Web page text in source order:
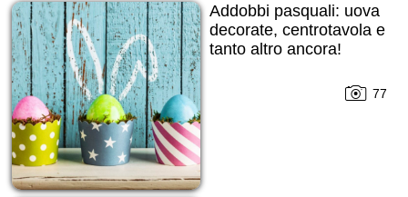
Addobbi pasquali: uova
decorate, centrotavola e
tanto altro ancora!
77